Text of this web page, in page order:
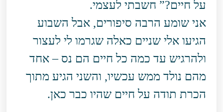
על חיים?” חשבתי לעצמי.
אני שומע הרבה סיפורים, אבל השבוע
הגיעו אלי שניים כאלה שגרמו לי לעצור
ולהרגיש עד כמה כל חיים הם נס – אחד
מהם נולד ממש עכשיו, והשני הגיע מתוך
הכרת תודה על חיים שהיו כבר כאן.